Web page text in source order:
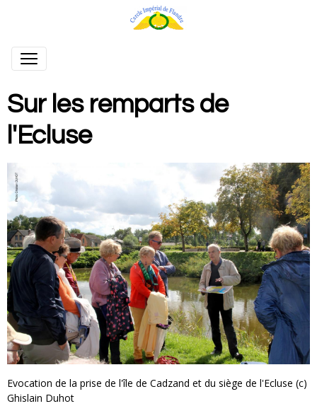
Sur les remparts de
l'Ecluse
Evocation de la prise de l'île de Cadzand et du siège de l'Ecluse (c)
Ghislain Duhot